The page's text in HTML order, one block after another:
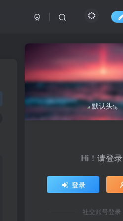
Hi！请登录
登录
社交账号登录